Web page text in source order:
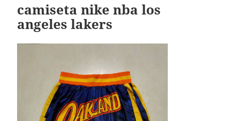
camiseta nike nba los
angeles lakers